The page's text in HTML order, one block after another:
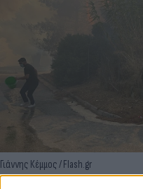
Γιάννης Κέμμος / Flash.gr